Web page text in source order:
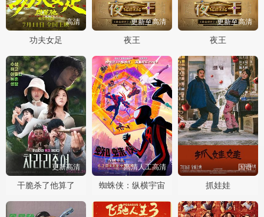
高清
功夫女足
更新至高清
夜王
更新至高清
夜王
更新高清
干脆杀了他算了
高清人工高清
蜘蛛侠：纵横宇宙
国语
抓娃娃